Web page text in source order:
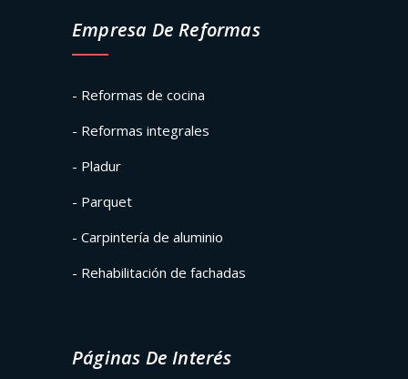
Empresa De Reformas
- Reformas de cocina
- Reformas integrales
- Pladur
- Parquet
- Carpintería de aluminio
- Rehabilitación de fachadas
Páginas De Interés